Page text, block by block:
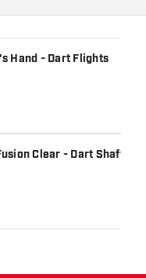
Hand - Dart Flights
Clear - Dart Shafts